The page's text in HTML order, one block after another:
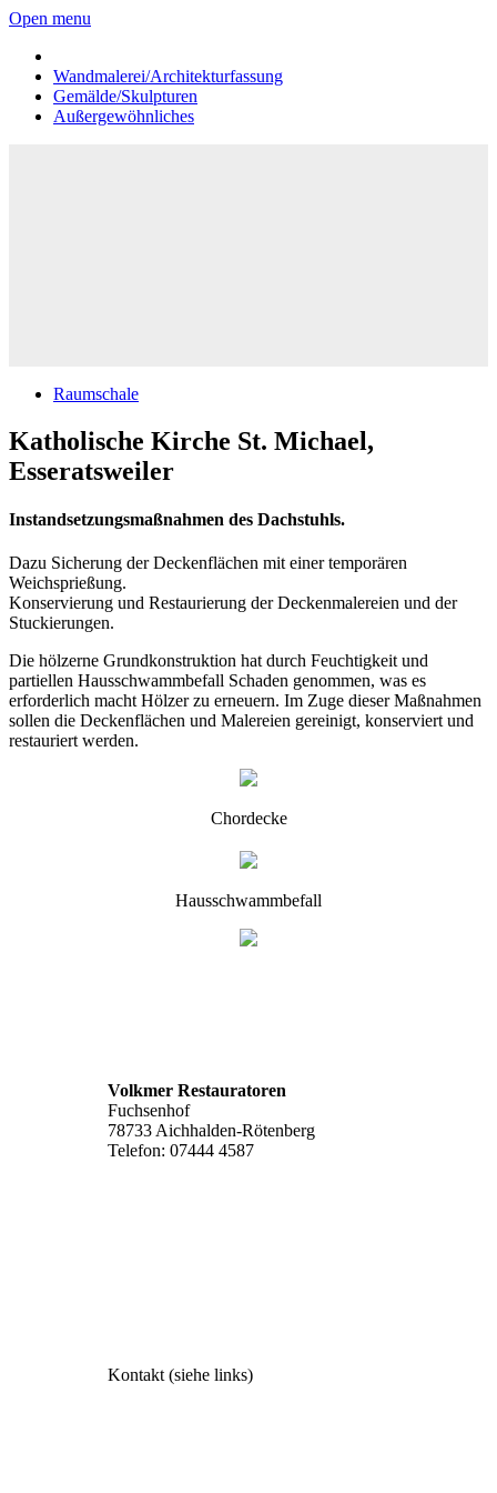
Open menu
Wandmalerei/Architekturfassung
Gemälde/Skulpturen
Außergewöhnliches
Raumschale
Katholische Kirche St. Michael,
Esseratsweiler
Instandsetzungsmaßnahmen des Dachstuhls.
Dazu Sicherung der Deckenflächen mit einer temporären
Weichsprießung.
Konservierung und Restaurierung der Deckenmalereien und der
Stuckierungen.
Die hölzerne Grundkonstruktion hat durch Feuchtigkeit und
partiellen Hausschwammbefall Schaden genommen, was es
erforderlich macht Hölzer zu erneuern. Im Zuge dieser Maßnahmen
sollen die Deckenflächen und Malereien gereinigt, konserviert und
restauriert werden.
Chordecke
Hausschwammbefall
Volkmer Restauratoren
Fuchsenhof
78733 Aichhalden-Rötenberg
Telefon: 07444 4587
Kontakt(siehe links)